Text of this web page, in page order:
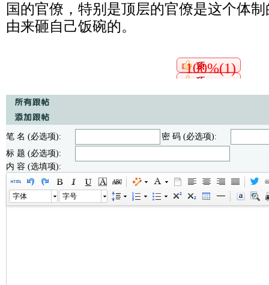
国的官僚，特别是顶层的官僚是这个体
由来砸自己饭碗的。
100%(1)
笔 名 (必选项):
密 码 (必选项):
标 题 (必选项):
内 容 (选填项):
字体 字号